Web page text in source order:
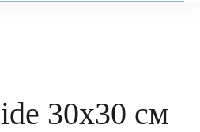
30х30 см